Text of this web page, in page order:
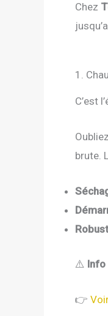
Chez
1.
C’est
brute.
⚠️ Info
👉